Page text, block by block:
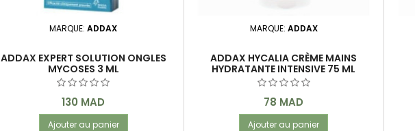
MARQUE:ADDAX
ADDAX EXPERT SOLUTION ONGLES
MYCOSES 3 ML
Prix
130 MAD
Ajouter au panier
MARQUE: ADDAX
ADDAX HYCALIA CRÈME MAINS
HYDRATANTE INTENSIVE 75 ML
Prix
78 MAD
Ajouter au panier